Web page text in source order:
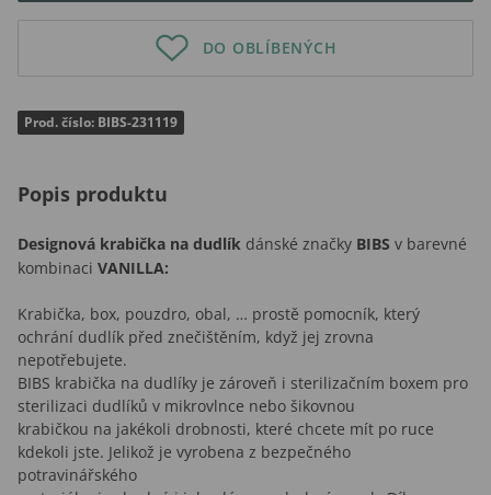
DO OBLÍBENÝCH
Prod. číslo: BIBS-231119
Popis produktu
Designová krabička na dudlík dánské značky BIBS v barevné
kombinaci VANILLA:
Krabička, box, pouzdro, obal, … prostě pomocník, který
ochrání dudlík před znečištěním, když jej zrovna
nepotřebujete.
BIBS krabička na dudlíky je zároveň i sterilizačním boxem pro
sterilizaci dudlíků v mikrovlnce nebo šikovnou
krabičkou na jakékoli drobnosti, které chcete mít po ruce
kdekoli jste. Jelikož je vyrobena z bezpečného
potravinářského